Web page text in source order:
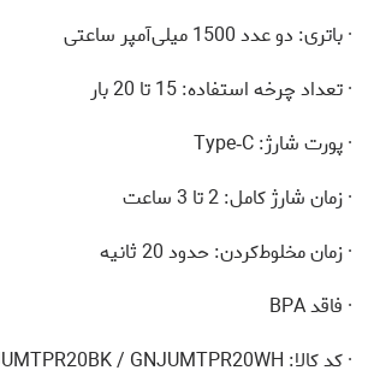
· باتری: دو عدد 1500 میلی‌آمپر ساعتی
· تعداد چرخه استفاده: 15 تا 20 بار
· پورت شارژ: Type‑C
· زمان شارژ کامل: 2 تا 3 ساعت
· زمان مخلوط‌کردن: حدود 20 ثانیه
· فاقد BPA
· کد کالا: GNJUMTPR20BK / GNJUMTPR20WH